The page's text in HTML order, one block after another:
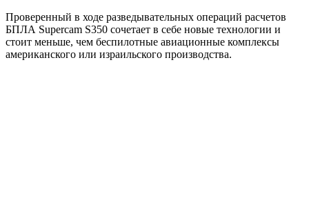
Проверенный в ходе разведывательных операций расчетов
БПЛА Supercam S350 сочетает в себе новые технологии и
стоит меньше, чем беспилотные авиационные комплексы
американского или израильского производства.